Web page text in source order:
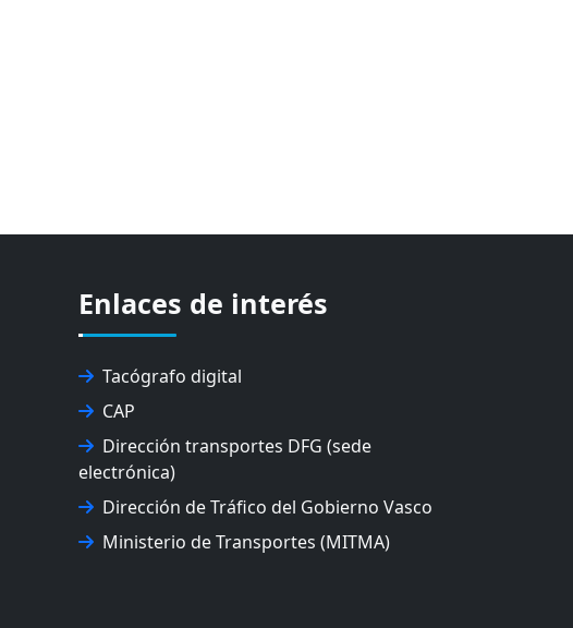
Enlaces de interés
Tacógrafo digital
CAP
Dirección transportes DFG (sede
electrónica)
Dirección de Tráfico del Gobierno Vasco
Ministerio de Transportes (MITMA)